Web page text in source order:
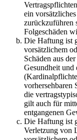
ein
zurückzuführen
Folgeschäden
Die Haftung ist
vorsätzlichem
Schäden aus
Gesundheit und
vorhersehbaren
die
gilt auch für
entgangenen
Die Haftung ist
Verletzung von